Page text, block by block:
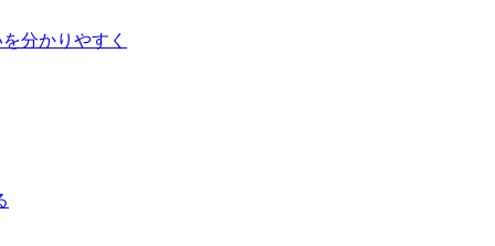
分かりやすく